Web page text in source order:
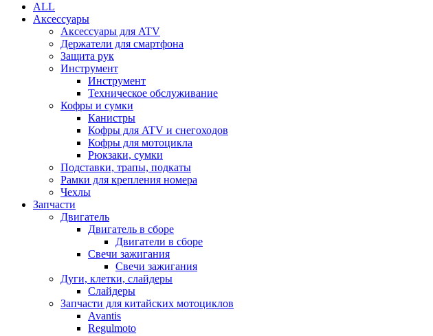
ALL
Аксессуары
Аксессуары для ATV
Держатели для смартфона
Защита рук
Инструмент
Инструмент
Техническое обслуживание
Кофры и сумки
Канистры
Кофры для ATV и снегоходов
Кофры для мотоцикла
Рюкзаки, сумки
Подставки, трапы, подкаты
Рамки для крепления номера
Чехлы
Запчасти
Двигатель
Двигатель в сборе
Двигатели в сборе
Свечи зажигания
Свечи зажигания
Дуги, клетки, слайдеры
Слайдеры
Запчасти для китайских мотоциклов
Avantis
Regulmoto